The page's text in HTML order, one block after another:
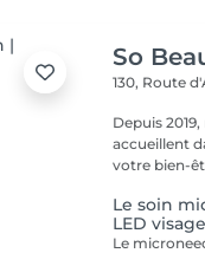
So
130, Route
Depuis
accueillent
votre bien-
Le soin
LED